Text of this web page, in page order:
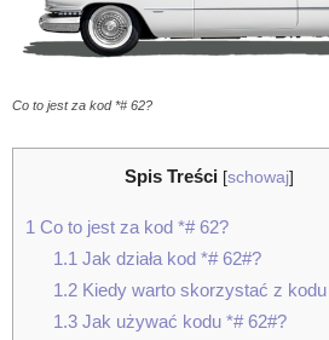
Co to jest za kod *# 62?
Spis Treści [schowaj]
1 Co to jest za kod *# 62?
1.1 Jak działa kod *# 62#?
1.2Kiedy warto skorzystać z kodu
1.3Jak używać kodu *# 62#?